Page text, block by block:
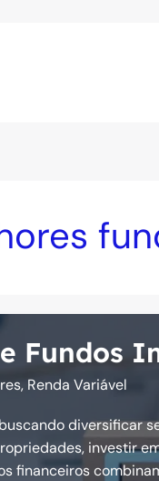
Fundos
, Renda Variável
diversificar
investir
financeiros